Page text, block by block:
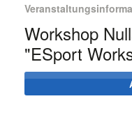
Workshop
"ESport